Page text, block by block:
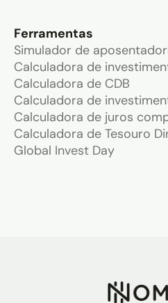
Ferramentas
Simulador de
Calculadora de
Calculadora de CDB
Calculadora de
Calculadora de juros
Calculadora de Tesouro
Global Invest Day